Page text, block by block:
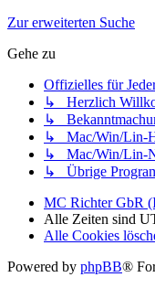
Zur erweiterten Suche
Gehe zu
Offizielles für
↳ Herzlich
↳
↳ Mac/Win/Lin-
↳ Mac/Win/Lin-
↳ Übrige
MC Richter GbR
Alle Zeiten sind
Alle Cookies
Powered by phpBB®